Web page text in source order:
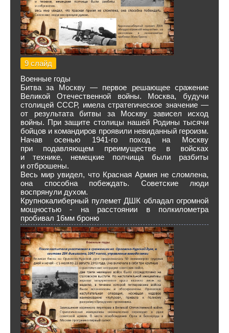
9 слайд
Военные годы
Битва за Москву — первое решающее сражение
Великой Отечественной войны. Москва, будучи
столицей СССР, имела стратегическое значение —
от результата битвы за Москву зависел исход
войны. При защите столицы нашей Родины тысячи
бойцов и командиров проявили невиданный героизм.
Начав осенью 1941‑го поход на Москву
при подавляющем преимуществе в войсках
и технике, немецкие полчища были разбиты
и отброшены.
Весь мир увидел, что Красная Армия не сломлена,
она способна побеждать. Советские люди
воспрянули духом.
Крупнокалиберный пулемет ДШК обладал огромной
мощностью - на расстоянии в полкилометра
пробивал 16мм броню